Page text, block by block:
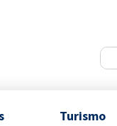
Turismo